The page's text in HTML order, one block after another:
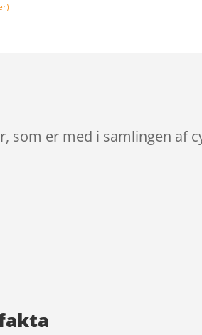
som er med i samlingen af